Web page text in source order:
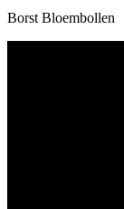
Borst Bloembollen